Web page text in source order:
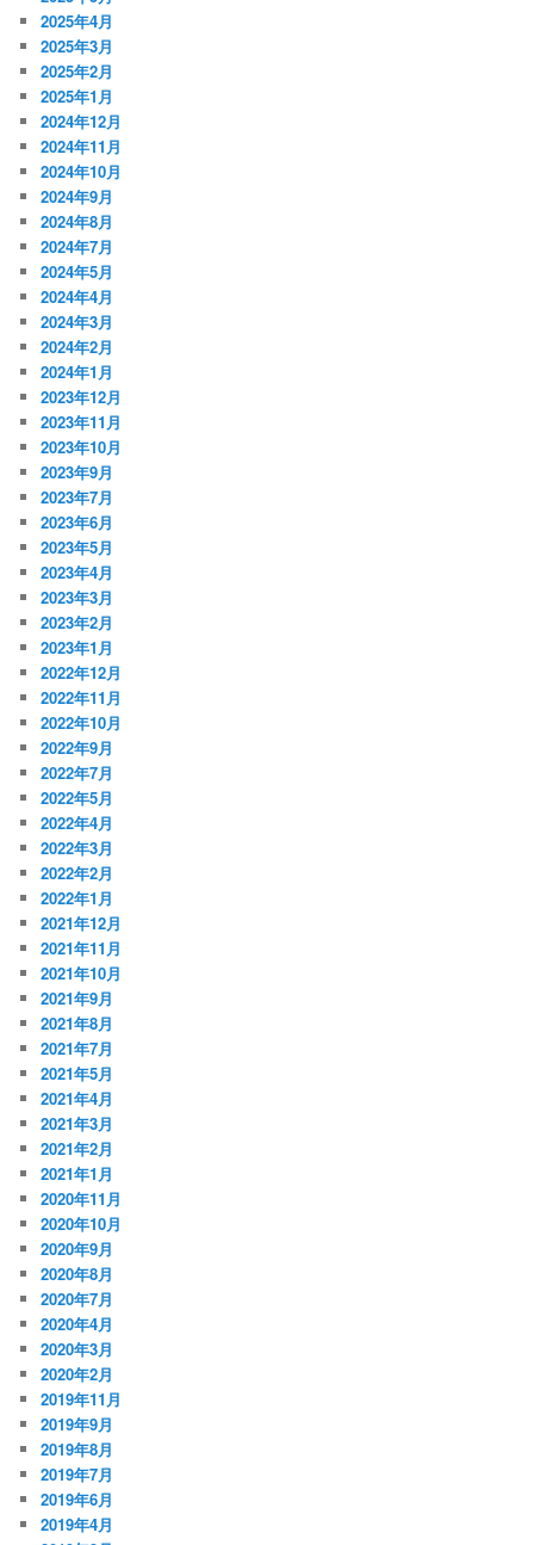
2025年4月
2025年3月
2025年2月
2025年1月
2024年12月
2024年11月
2024年10月
2024年9月
2024年8月
2024年7月
2024年5月
2024年4月
2024年3月
2024年2月
2024年1月
2023年12月
2023年11月
2023年10月
2023年9月
2023年7月
2023年6月
2023年5月
2023年4月
2023年3月
2023年2月
2023年1月
2022年12月
2022年11月
2022年10月
2022年9月
2022年7月
2022年5月
2022年4月
2022年3月
2022年2月
2022年1月
2021年12月
2021年11月
2021年10月
2021年9月
2021年8月
2021年7月
2021年5月
2021年4月
2021年3月
2021年2月
2021年1月
2020年11月
2020年10月
2020年9月
2020年8月
2020年7月
2020年4月
2020年3月
2020年2月
2019年11月
2019年9月
2019年8月
2019年7月
2019年6月
2019年4月